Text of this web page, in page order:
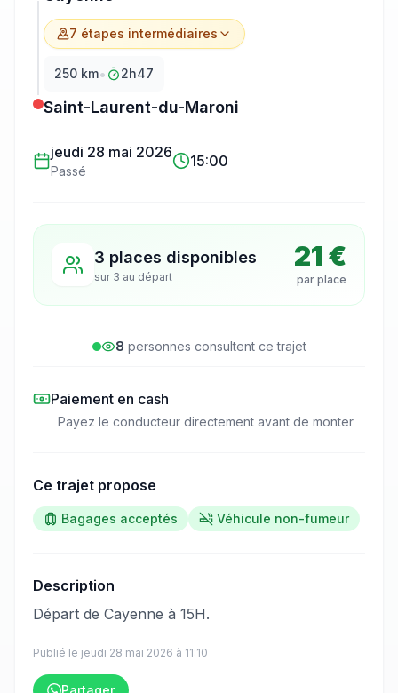
7 étapes intermédiaires
250 km• 2h47
Saint-Laurent-du-Maroni
jeudi 28 mai 2026
Passé
15:00
3 places disponibles
sur 3 au départ
21 €
par place
8 personnes consultentce trajet
Paiement en cash
Payez le conducteur directement avant de monter
Ce trajet propose
Bagages acceptés Véhicule non-fumeur
Description
​‌​‍​‌‌​​​‌‌​‌‌​‌‌​‌​‌‌‌​​​​​‌‌‌​​​​​‌‌​‌​‌‌​‌‌​‌‌​‌​​‌‌​​​‌​‌‌​​‌​​​‌‌‌​​​‌​​‌‌​​​​​​‌‌​​​​​​‌‌​​​‌​​‌‌​​‌​​‌‌​‌​‌​​‌‌‌​‌​‌​​‌‌​​​​​​‌‌​‌​​​​‌‌‌​​​​​‌‌​​‌​​‌‌​‌‌‌​​‌‌​‌‌‌​​​‌‌​‌​‌​‌‌​​​​‌​‌‌​​​‌​​‌‌‌​​​‌‍Départ de Cayenne à 15H.
Publié le jeudi 28 mai 2026 à 11:10
Partager